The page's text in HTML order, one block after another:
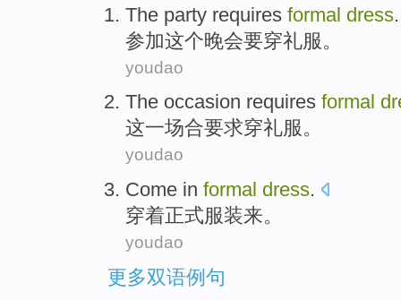
The party requires formal dress.
参加这个晚会要穿礼服。
youdao
The occasion requires formal
这一场合要求穿礼服。
youdao
Come in formal dress.
穿着正式服装来。
youdao
更多双语例句